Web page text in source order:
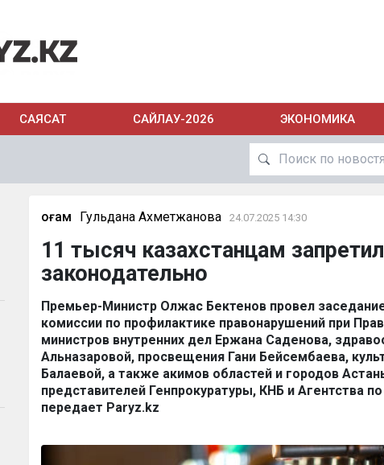
САЯСАТ САЙЛАУ-2026 ЭКОНОМИКА
Қоғам Гульдана Ахметжанова 24.07.2025 14:30
11 тысяч казахстанцам
законодательно
Премьер-Министр Олжас Бектенов провел
комиссии по профилактике правонарушений при
министров внутренних дел Ержана Саденова,
Альназаровой, просвещения Гани Бейсембаева,
Балаевой, а также акимов областей и городов
представителей Генпрокуратуры, КНБ и Агентства
передает Paryz.kz